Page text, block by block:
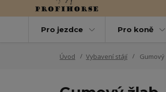
Pro jezdce Pro koně
Úvod Vybavení stájí Gumový